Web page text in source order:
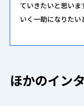
ていきたいと思い
いく一助になりたい
ほかのインタ